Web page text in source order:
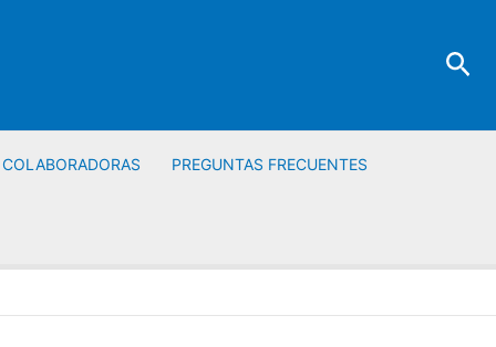
PREGUNTAS FRECUENTES